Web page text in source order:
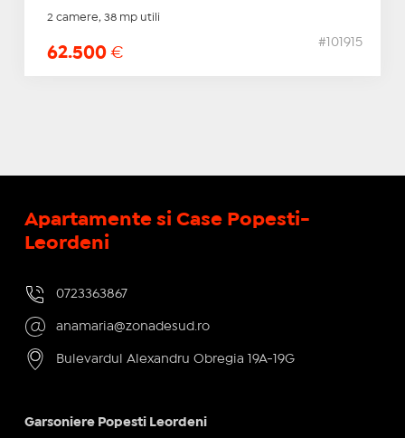
2 camere, 38 mp utili
62.500 €
#101915
Apartamente si Case Popesti-
Leordeni
0723363867
anamaria@zonadesud.ro
Bulevardul Alexandru Obregia 19A-19G
Garsoniere Popesti Leordeni